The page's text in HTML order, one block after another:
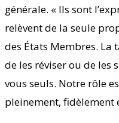
générale. « Ils sont
relèvent de la seule
des États Membres. La
de les réviser ou de les
vous seuls. Notre rôle
pleinement, fidèlement